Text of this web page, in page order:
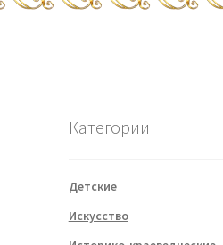
Категории
Детские
Искусство